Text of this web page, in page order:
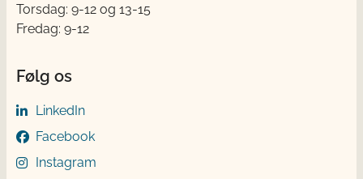
Torsdag: 9-12 og 13-15
Fredag: 9-12
Følg os
LinkedIn
Facebook
Instagram